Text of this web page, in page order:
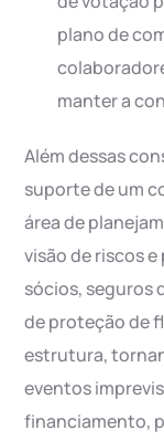
plano de
manter a
Além dessas
suporte de um
área de
visão de riscos
sócios, seguros
de proteção de
estrutura,
eventos
financiamento,